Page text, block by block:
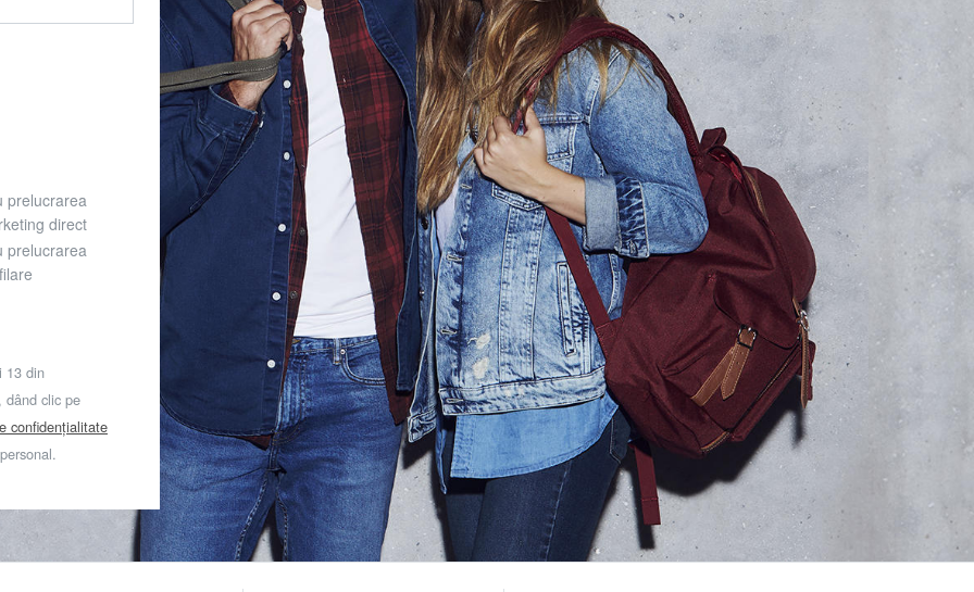
prelucrarea
direct
prelucrarea
13 din
dând clic pe
confidențialitate